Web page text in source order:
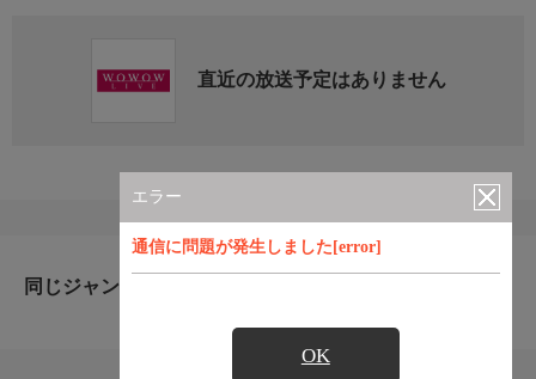
エラー
通信に問題が発生しました[error]
OK
直近の放送予定はありません
同じジャンルのおすすめ番組